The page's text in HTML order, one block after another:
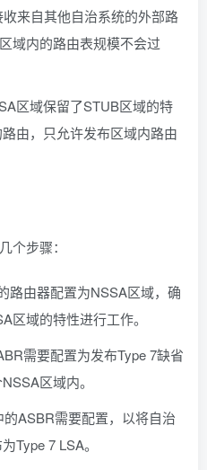
来自其他自治系统的外部路
域内的路由表规模不会过
区域保留了STUB区域的特
由，只允许发布区域内路由
个步骤：
路由器配置为NSSA区域，确
区域的特性进行工作。
需要配置为发布Type 7缺省
区域内。
ASBR需要配置，以将自治
Type 7 LSA。